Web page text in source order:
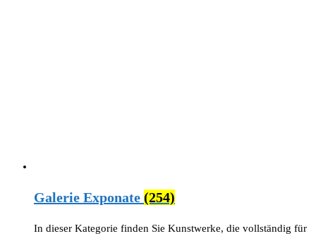
Galerie Exponate (254)
In dieser Kategorie finden Sie Kunstwerke, die vollständig für